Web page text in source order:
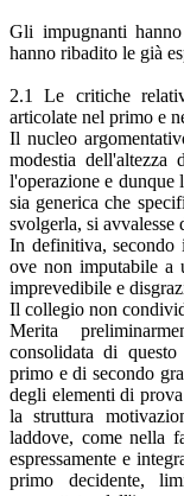
Gli impugnanti
hanno ribadito le già
2.1 Le critiche
articolate nel primo e
Il nucleo
modestia dell'altezza
l'operazione e dunque
sia generica che
svolgerla, si avvalesse
In definitiva,
ove non imputabile a
imprevedibile e
Il collegio non
Merita
consolidata di
primo e di secondo
degli elementi di
la struttura
laddove, come nella
espressamente e
primo decidente,